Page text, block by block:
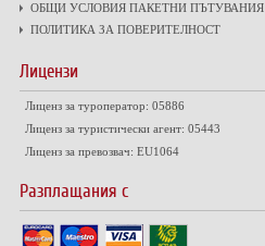
ОБЩИ УСЛОВИЯ ПАКЕТНИ ПЪТУВАНИЯ
ПОЛИТИКА ЗА ПОВЕРИТЕЛНОСТ
Лицензи
Лиценз за туроператор: 05886
Лиценз за туристически агент: 05443
Лиценз за превозвач: EU1064
Разплащания с